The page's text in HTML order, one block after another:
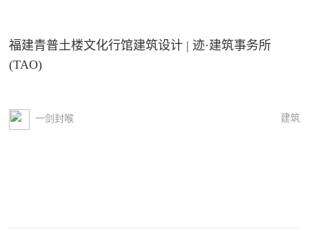
福建青普土楼文化行馆建筑设计 | 迹·建筑事务所
(TAO)
一剑封喉 建筑